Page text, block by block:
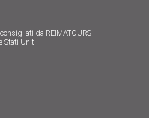
da REIMATOURS
Stati Uniti